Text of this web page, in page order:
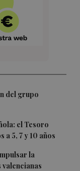
del grupo
el Tesoro
a 5, 7 y 10 años
la